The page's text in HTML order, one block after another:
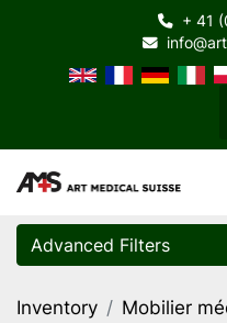
+ 41
Advanced Filters
Category
Inventory Mobilier